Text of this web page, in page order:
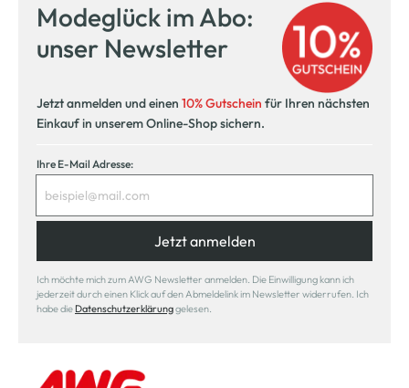
Modeglück im Abo:
unser Newsletter
Jetzt anmelden und einen 10% Gutschein für Ihren nächsten
Einkauf in unserem Online-Shop sichern.
Ihre E-Mail Adresse:
Jetzt anmelden
Ich möchte mich zum AWG Newsletter anmelden. Die Einwilligung kann ich
jederzeit durch einen Klick auf den Abmeldelink im Newsletter widerrufen. Ich
habe die Datenschutzerklärunggelesen.